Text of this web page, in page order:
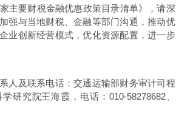
要财税金融优惠政策目录清单》，请深
强与当地财税、金融等部门沟通，推动优
业创新经营模式，优化资源配置，进一步
及联系电话：交通运输部财务审计司程
研究院王海霞，电话：010-58278682、